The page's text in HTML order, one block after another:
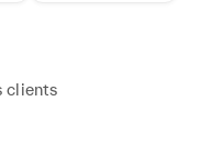
clients